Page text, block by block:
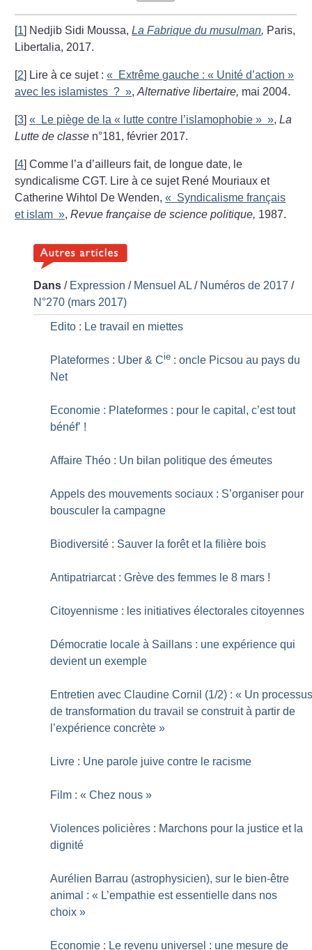
[1] Nedjib Sidi Moussa,La Fabrique du musulman, Paris,
Libertalia, 2017.
[2] Lire à ce sujet :« Extrême gauche : « Unité d’action »
avec les islamistes ? »,Alternative libertaire, mai 2004.
[3]« Le piège de la « lutte contre l’islamophobie » »,La
Lutte de classe n°181, février 2017.
[4]Comme l’a d’ailleurs fait, de longue date, le
syndicalisme CGT. Lire à ce sujet René Mouriaux et
Catherine Wihtol De Wenden,« Syndicalisme français
et islam »,Revue française de science politique, 1987.
Dans / Expression / Mensuel AL / Numéros de 2017 /
N°270 (mars 2017)
Edito : Le travail en miettes
Plateformes : Uber & Cie : oncle Picsou au pays du
Net
Economie : Plateformes : pour le capital, c’est tout
bénéf’ !
Affaire Théo : Un bilan politique des émeutes
Appels des mouvements sociaux : S’organiser pour
bousculer la campagne
Biodiversité : Sauver la forêt et la filière bois
Antipatriarcat : Grève des femmes le 8 mars !
Citoyennisme : les initiatives électorales citoyennes
Démocratie locale à Saillans : une expérience qui
devient un exemple
Entretien avec Claudine Cornil (1/2) : « Un
de transformation du travail se construit à partir de
l’expérience concrète »
Livre : Une parole juive contre le racisme
Film : « Chez nous »
Violences policières : Marchons pour la justice et la
dignité
Aurélien Barrau (astrophysicien), sur le bien-être
animal : « L’empathie est essentielle dans nos
choix »
Economie : Le revenu universel : une mesure de